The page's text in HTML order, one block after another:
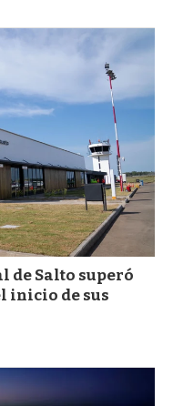
de Salto superó
inicio de sus